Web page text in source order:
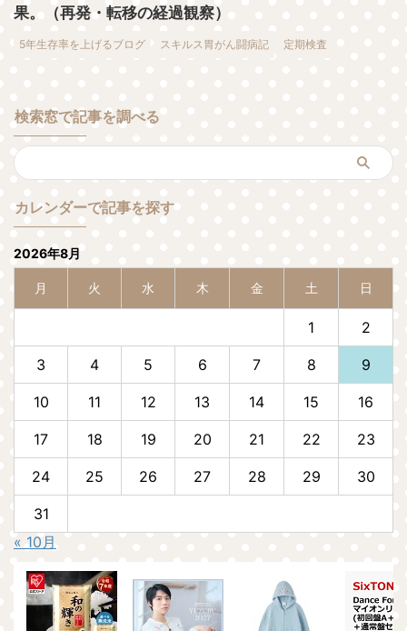
果。（再発・転移の経過観察）
5年生存率を上げるブログ スキルス胃がん闘病記 定期検査
検索窓で記事を調べる
カレンダーで記事を探す
2026年8月
月 火 水 木 金 土 日
1 2
3 4 5 6 7 8 9
10 11 12 13 14 15 16
17 18 19 20 21 22 23
24 25 26 27 28 29 30
31
« 10月